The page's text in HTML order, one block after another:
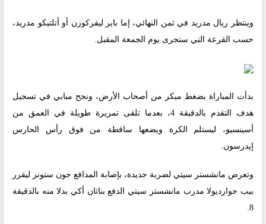
وينتظر ريال مدريد في ثمن النهائي، إما باير ليفركوزن أو أتلتيكو مدريد،
حسب القرعة التي ستجرى يوم الجمعة المقبل.
بدأت المباراة بضغط مبكر من أصحاب الأرض، ونجح مبابي في تسجيل
هدف التقدم بالدقيقة 4، بعدما تلقى تمريرة طويلة في العمق من
أسينسيو، ليستلم الكرة ويضعها ساقطة من فوق رأس الحارس
إيدرسون.
وتعرض مانشستر سيتي لضربة جديدة، بإصابة المدافع جون ستونز ليقرر
بيب جوارديولا مدرب مانشستر سيتي الدفع بناثان أكي بدلا منه بالدقيقة
8.